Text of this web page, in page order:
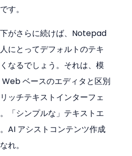
す。
がさらに続けば、Notepad
にとってデフォルトのテキ
なるでしょう。それは、模
ベースのエディタと区別
ッチテキストインターフェ
「シンプルな」テキストエ
AI アシストコンテンツ作成
れ。